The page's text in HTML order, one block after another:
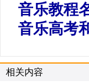
音乐教程
音乐高考
相关内容